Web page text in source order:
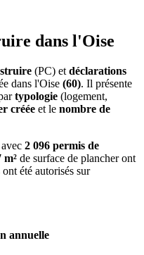
dans l'Oise
(PC) et déclarations
dans l'Oise (60). Il présente
typologie (logement,
créée et le nombre de
avec 2 096 permis de
m² de surface de plancher ont
ont été autorisés sur
annuelle